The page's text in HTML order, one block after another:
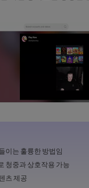
이는 훌륭한 방법임
청중과 상호작용 가능
츠 제공